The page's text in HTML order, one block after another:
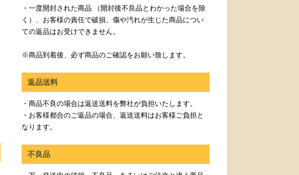
・一度開封された商品 （開封後不良品とわかった場合を除
く）、お客様の責任で破損、傷や汚れが生じた商品につい
ての返品はお受けできません。
※商品到着後、必ず商品のご確認をお願い致します。
返品送料
・商品不良の場合は返送送料を弊社が負担いたします。
・お客様都合のご返品の場合、返送送料はお客様ご負担と
なります。
不良品